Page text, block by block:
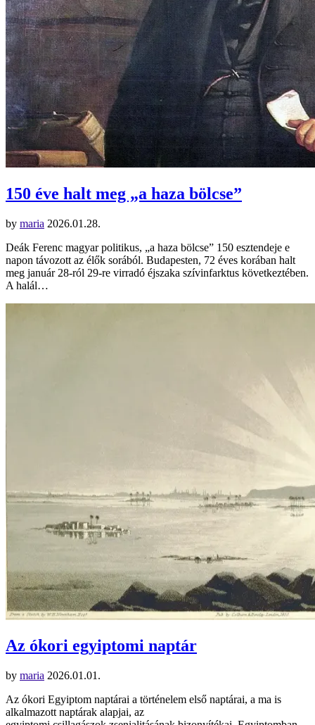
150 éve halt meg „a haza bölcse”
by maria 2026.01.28.
Deák Ferenc magyar politikus, „a haza bölcse” 150 esztendeje e
napon távozott az élők sorából. Budapesten, 72 éves korában halt
meg január 28-ról 29-re virradó éjszaka szívinfarktus következtében.
A halál…
Az ókori egyiptomi naptár
by maria 2026.01.01.
Az ókori Egyiptom naptárai a történelem első naptárai, a ma is
alkalmazott naptárak alapjai, az